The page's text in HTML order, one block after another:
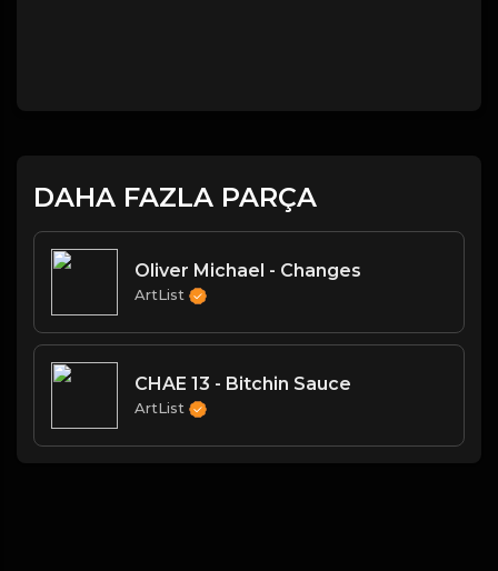
DAHA FAZLA PARÇA
Oliver Michael - Changes
ArtList
CHAE 13 - Bitchin Sauce
ArtList